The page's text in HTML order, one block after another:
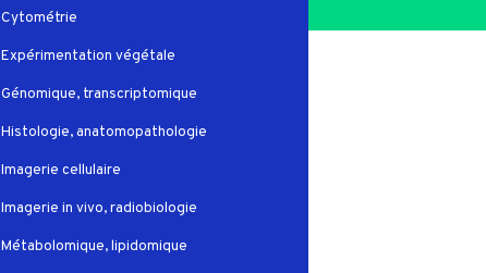
Cytométrie
Expérimentation végétale
Génomique, transcriptomique
Histologie, anatomopathologie
Imagerie cellulaire
Imagerie in vivo, radiobiologie
Métabolomique, lipidomique